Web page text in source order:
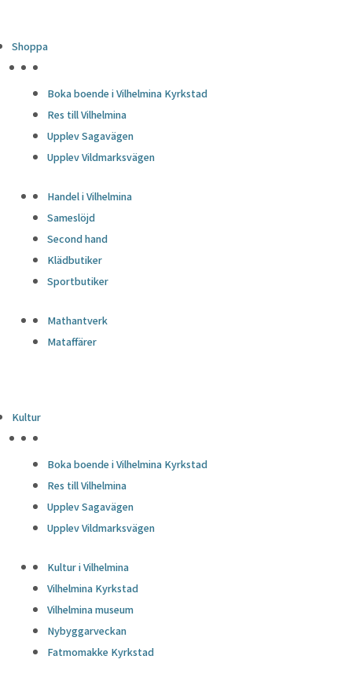
Shoppa
Boka boende i Vilhelmina Kyrkstad
Res till Vilhelmina
Upplev Sagavägen
Upplev Vildmarksvägen
Handel i Vilhelmina
Sameslöjd
Second hand
Klädbutiker
Sportbutiker
Mathantverk
Mataffärer
Kultur
Boka boende i Vilhelmina Kyrkstad
Res till Vilhelmina
Upplev Sagavägen
Upplev Vildmarksvägen
Kultur i Vilhelmina
Vilhelmina Kyrkstad
Vilhelmina museum
Nybyggarveckan
Fatmomakke Kyrkstad